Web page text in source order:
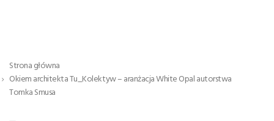
Strona główna
Okiem architekta Tu_Kolektyw – aranżacja White Opal autorstwa
Tomka Smusa